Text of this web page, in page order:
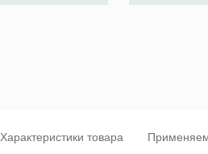
Характеристики товара